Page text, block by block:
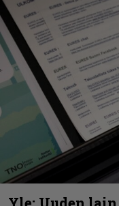
Yle: Uuden